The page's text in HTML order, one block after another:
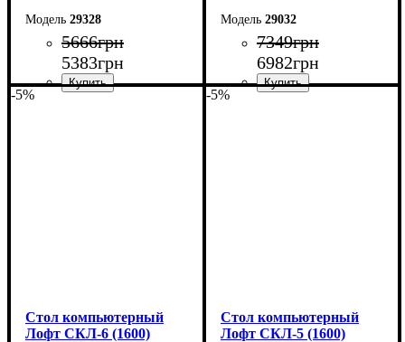
29328
5666грн
5383грн
29032
7349грн
6982грн
-5%
Стол компьютерный
Лофт СКЛ-6 (1600)
-5%
Стол компьютерный
Лофт СКЛ-5 (1600)